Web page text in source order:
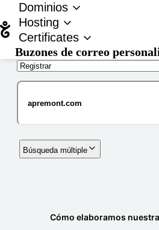
Dominios
Hosting
Certificates
Buzones de correo
Búsqueda múltiple
Cómo elaboramos